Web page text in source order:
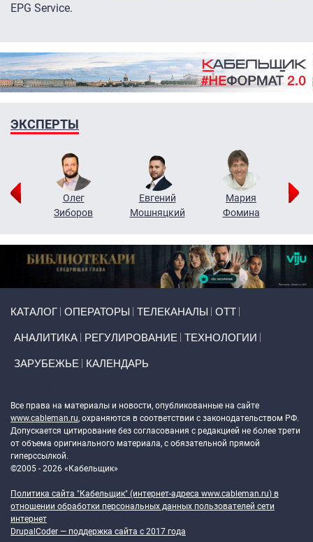
EPG Service.
ЭКСПЕРТЫ
Олег
Зиборов
Евгений
Мошняцкий
Мария
Фомина
КАТАЛОГ ОПЕРАТОРЫ ТЕЛЕКАНАЛЫ ОТТ
АНАЛИТИКА РЕГУЛИРОВАНИЕ ТЕХНОЛОГИИ
ЗАРУБЕЖЬЕ КАЛЕНДАРЬ
Все права на материалы и новости, опубликованные на сайте
www.cableman.ru, охраняются в соответствии с законодательством РФ.
Допускается цитирование без согласования с редакцией не более трети
от объема оригинального материала, с обязательной прямой
гиперссылкой.
©2005 - 2026 «Кабельщик»
Политика сайта "Кабельщик" (интернет-адреса www.cableman.ru) в
отношении обработки персональных данных пользователей сети
интернет
DrupalCoder — поддержка сайта c 2017 года